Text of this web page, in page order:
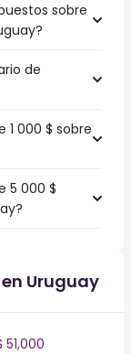
sobre
de
000 $ sobre
5 000 $
Uruguay
51,000